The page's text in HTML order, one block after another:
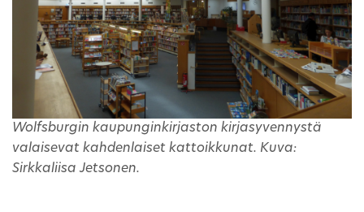
Wolfsburgin kaupunginkirjaston kirjasyvennystä
valaisevat kahdenlaiset kattoikkunat. Kuva:
Sirkkaliisa Jetsonen.